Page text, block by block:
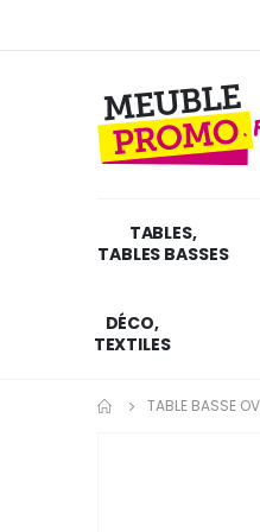
TABLES,
TABLES BASSES
DÉCO,
TEXTILES
TABLE BASSE